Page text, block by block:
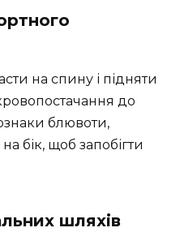
на спину і підняти
до
блювоти,
бік, щоб запобігти
шляхів